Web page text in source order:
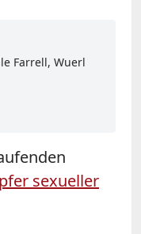
Farrell, Wuerl
sexueller